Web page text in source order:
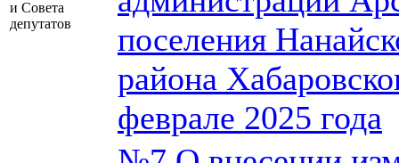
и Совета
депутатов
поселения
района
феврале 2025 года